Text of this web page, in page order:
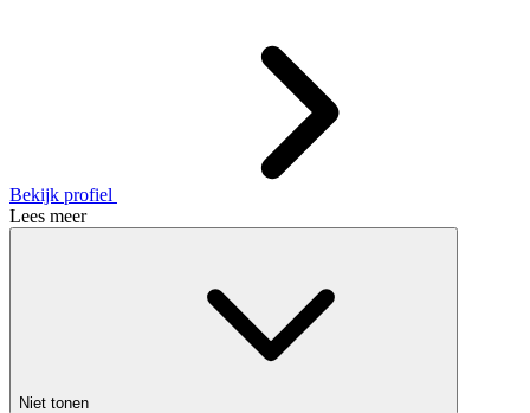
Bekijk profiel
Lees meer
Niet tonen